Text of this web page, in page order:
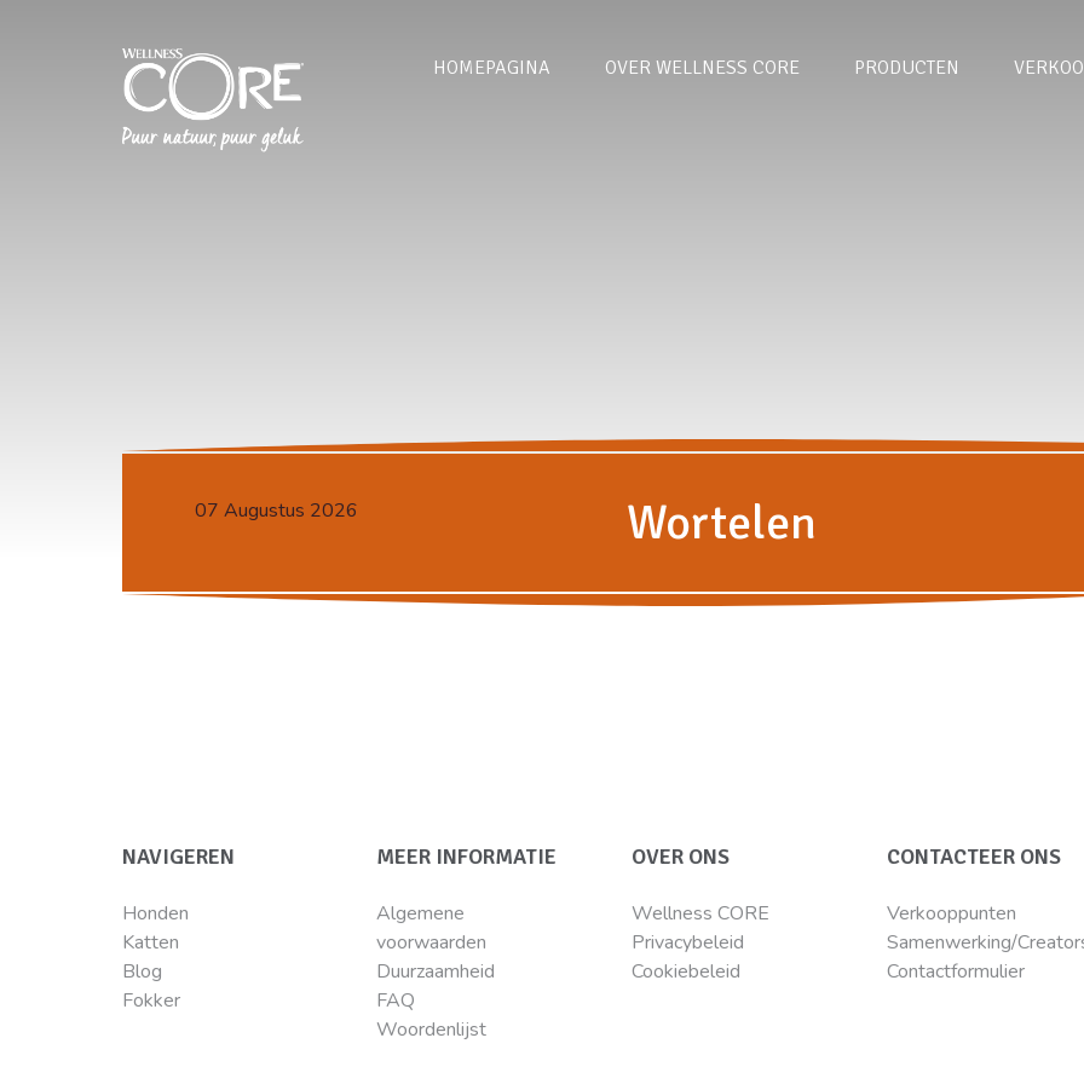
HOMEPAGINA OVER WELLNESS CORE PRODUCTEN
07 Augustus 2026 Wortelen
NAVIGEREN
Honden
Katten
Blog
Fokker
MEER INFORMATIE
Algemene
voorwaarden
Duurzaamheid
FAQ
Woordenlijst
OVER ONS
Wellness CORE
Privacybeleid
Cookiebeleid
CONTACTEER ONS
Verkooppunten
Samenwerking/
Contactformulier